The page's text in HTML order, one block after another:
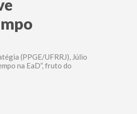
(PPGE/UFRRJ), Júlio
na EaD”, fruto do